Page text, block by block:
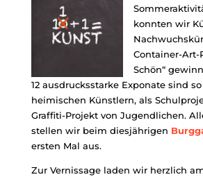
konnten wir
Container-Art-
Schön“
12 ausdrucksstarke Exponate sind
heimischen Künstlern, als
Graffiti-Projekt von Jugendlichen.
stellen wir beim diesjährigen
ersten Mal aus.
Zur Vernissage laden wir herzlich